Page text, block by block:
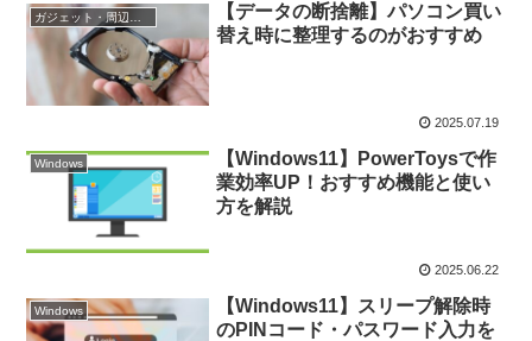
【データの断捨離】パソコン買い
替え時に整理するのがおすすめ
2025.07.19
Windows
【Windows11】PowerToysで作
業効率UP！おすすめ機能と使い
方を解説
2025.06.22
Windows
【Windows11】スリープ解除時
のPINコード・パスワード入力を